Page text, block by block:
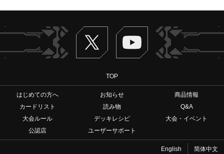
Twitter ヴァンガードch
TOP
はじめての方へ お知らせ
商品情報
カードリスト
読み物
Q&A
大会ルール
デッキレシピ
大会・イベント
公認店
ユーザーサポート
English 简体中文